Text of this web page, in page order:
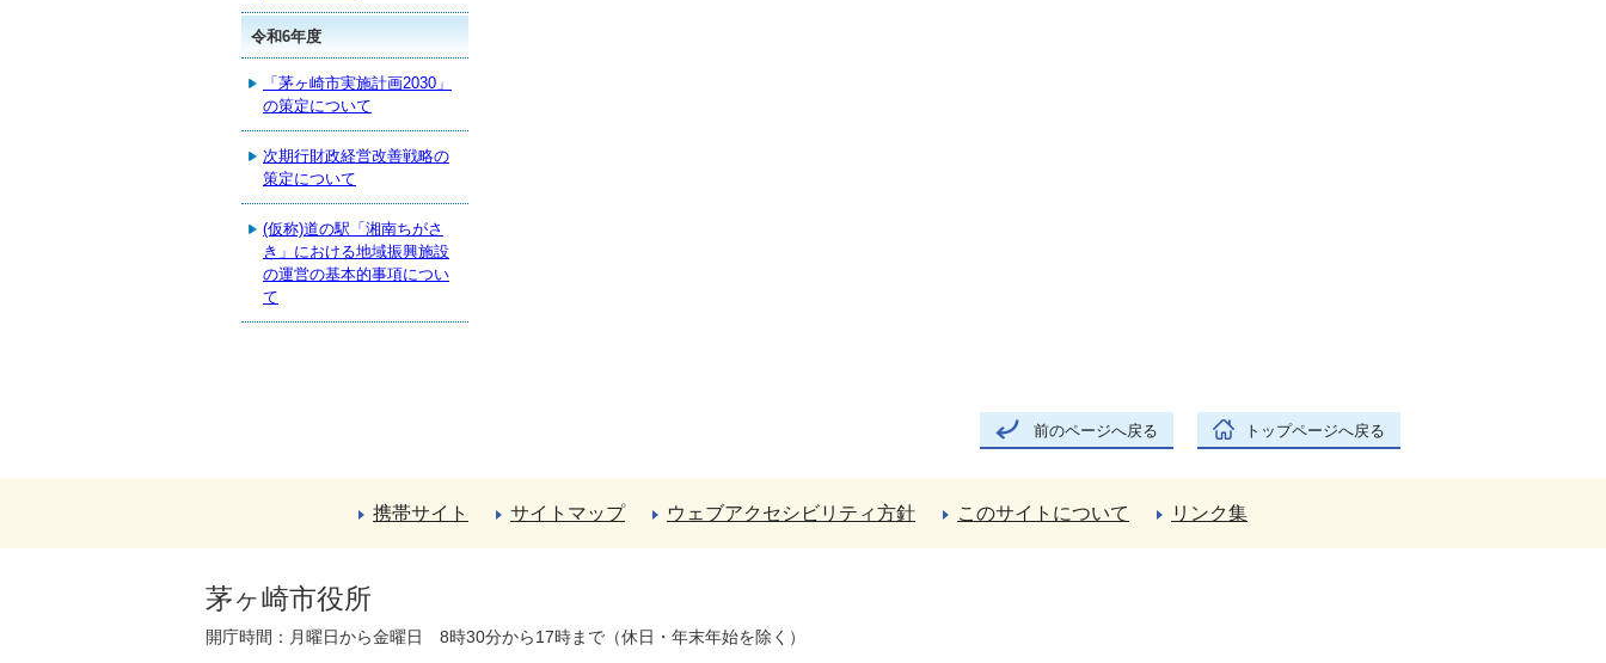
令和6年度
「茅ヶ崎市実施計画2030」
の策定について
次期行財政経営改善戦略の
策定について
(仮称)道の駅「湘南ちがさ
き」における地域振興施設
の運営の基本的事項につい
て
前のページへ戻る トップページへ戻る
携帯サイト サイトマップ ウェブアクセシビリティ方針 このサイトについて リンク集
茅ヶ崎市役所
開庁時間：月曜日から金曜日 8時30分から17時まで（休日・年末年始を除く）